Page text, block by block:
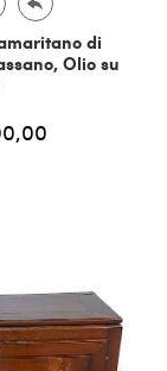
di
Olio su